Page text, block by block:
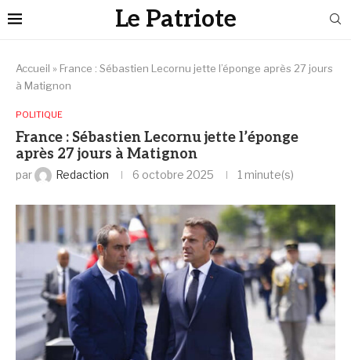
Le Patriote
Accueil » France : Sébastien Lecornu jette l’éponge après 27 jours
à Matignon
POLITIQUE
France : Sébastien Lecornu jette l’éponge
après 27 jours à Matignon
par Redaction 6 octobre 2025 1 minute(s)